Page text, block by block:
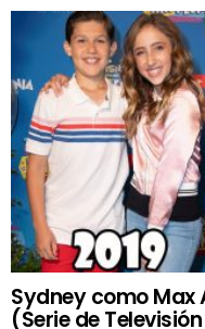
Sydney como Max
(Serie de